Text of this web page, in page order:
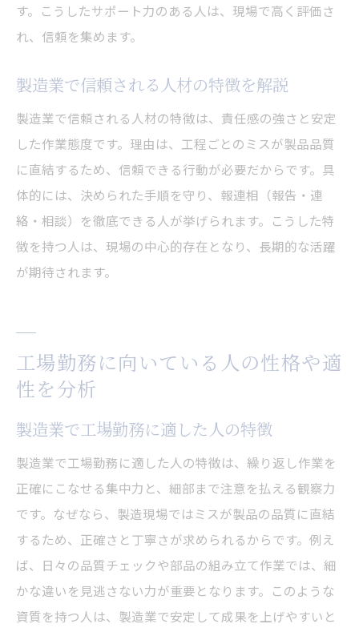
す。こうしたサポート力のある人は、現場で高く評価さ
れ、信頼を集めます。
製造業で信頼される人材の特徴を解説
製造業で信頼される人材の特徴は、責任感の強さと安定
した作業態度です。理由は、工程ごとのミスが製品品質
に直結するため、信頼できる行動が必要だからです。具
体的には、決められた手順を守り、報連相（報告・連
絡・相談）を徹底できる人が挙げられます。こうした特
徴を持つ人は、現場の中心的存在となり、長期的な活躍
が期待されます。
工場勤務に向いている人の性格や適
性を分析
製造業で工場勤務に適した人の特徴
製造業で工場勤務に適した人の特徴は、繰り返し作業を
正確にこなせる集中力と、細部まで注意を払える観察力
です。なぜなら、製造現場ではミスが製品の品質に直結
するため、正確さと丁寧さが求められるからです。例え
ば、日々の品質チェックや部品の組み立て作業では、細
かな違いを見逃さない力が重要となります。このような
資質を持つ人は、製造業で安定して成果を上げやすいと